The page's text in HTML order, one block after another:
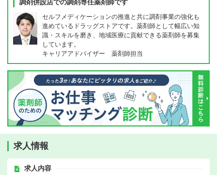
調剤併設店での調剤専任薬剤師です
セルフメディケーションの推進と共に調剤事業の強化も
進めているドラッグストアです。薬剤師として幅広い知
識・スキルを磨き、地域医療に貢献できる薬剤師を募集
しています。
キャリアアドバイザー 薬剤師担当
求人情報
求人内容